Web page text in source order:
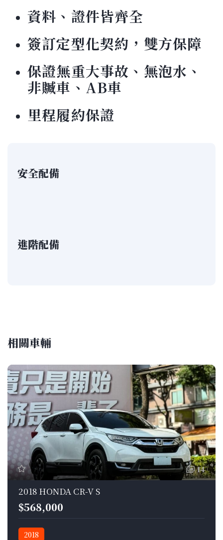
資料、證件皆齊全
簽訂定型化契約，雙方保障
保證無重大事故、無泡水、
非贓車、AB車
里程履約保證
安全配備
進階配備
相關車輛
14
2018 HONDA CR-V S
$568,000
2018